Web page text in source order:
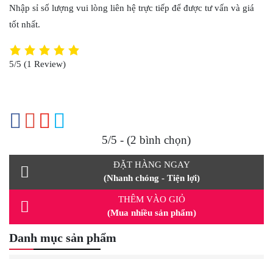
Nhập sỉ số lượng vui lòng liên hệ trực tiếp để được tư vấn và giá
tốt nhất.
5/5 (1 Review)
5/5 - (2 bình chọn)
ĐẶT HÀNG NGAY
(Nhanh chóng - Tiện lợi)
THÊM VÀO GIỎ
(Mua nhiều sản phẩm)
Danh mục sản phẩm